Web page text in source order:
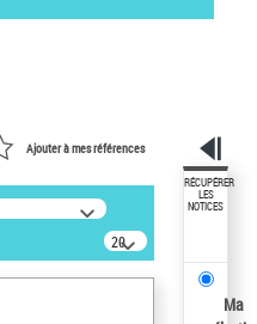
Ajouter à mes références
20
résultats/page
RÉCUPÉRER
LES
NOTICES
Ma